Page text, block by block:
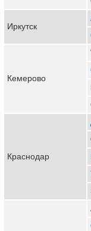
Иркутск
Кемерово
Краснодар